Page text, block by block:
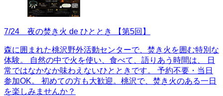
7/24 夜の焚き火 de ひととき 【第5回】
森に囲まれた桃沢野外活動センターで、焚き火を囲む特別な
体験。 自然の中で火を使い、食べて、語りあう時間は、 日
常ではなかなか味わえないひとときです。 予約不要・当日
参加OK。 初めての方も大歓迎。桃沢で、焚き火のある一日
を楽しみませんか？